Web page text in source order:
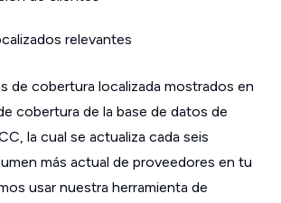
relevantes
de cobertura localizada mostrados en
cobertura de la base de datos de
la cual se actualiza cada seis
más actual de proveedores en tu
usar nuestra herramienta de